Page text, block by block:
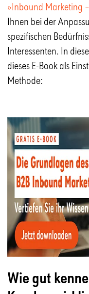
»Inbound Marketing
Ihnen bei der
spezifischen
Interessenten. In
dieses E-Book als
Methode:
Wie gut